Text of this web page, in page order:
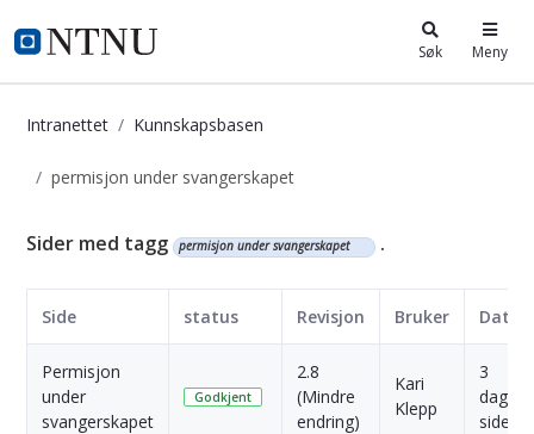
i.ntnu.no Søk Meny
Intranettet Kunnskapsbasen
permisjon under svangerskapet
Kunnskapsbasen
Sider med tagg permisjon under svangerskapet .
Side status Revisjon Bruker Dato
Permisjon
under
svangerskapet
Godkjent
2.8
(Mindre
endring)
Kari
Klepp
3
dager
siden